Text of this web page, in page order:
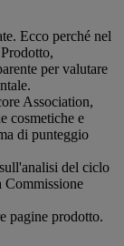
Ecco perché nel
per valutare
Association,
cosmetiche e
di punteggio
del ciclo
Commissione
pagine prodotto.